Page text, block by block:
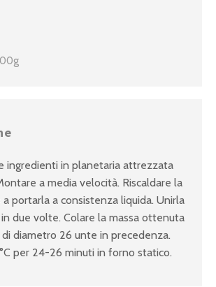
ingredienti in planetaria attrezzata
a media velocità. Riscaldare la
a portarla a consistenza liquida. Unirla
in due volte. Colare la massa ottenuta
diametro 26 unte in precedenza.
per 24-26 minuti in forno statico.